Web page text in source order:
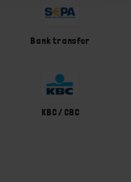
Bank transfer
KBC / CBC